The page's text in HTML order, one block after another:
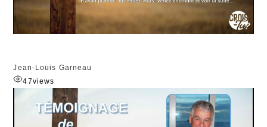
Jean-Louis Garneau
47views